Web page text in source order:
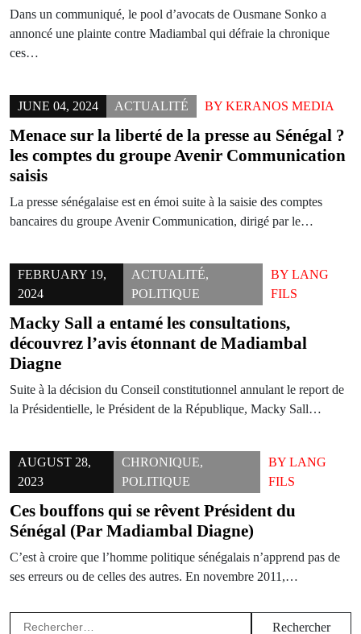
Dans un communiqué, le pool d’avocats de Ousmane Sonko a
annoncé une plainte contre Madiambal qui défraie la chronique
ces…
JUNE 04, 2024 ACTUALITÉ BY KERANOS MEDIA
Menace sur la liberté de la presse au Sénégal ?
les comptes du groupe Avenir Communication
saisis
La presse sénégalaise est en émoi suite à la saisie des comptes
bancaires du groupe Avenir Communication, dirigé par le…
FEBRUARY 19,
2024
ACTUALITÉ,
POLITIQUE
BY LANG
FILS
Macky Sall a entamé les consultations,
découvrez l’avis étonnant de Madiambal
Diagne
Suite à la décision du Conseil constitutionnel annulant le report de
la Présidentielle, le Président de la République, Macky Sall…
AUGUST 28,
2023
CHRONIQUE,
POLITIQUE
BY LANG
FILS
Ces bouffons qui se rêvent Président du
Sénégal (Par Madiambal Diagne)
C’est à croire que l’homme politique sénégalais n’apprend pas de
ses erreurs ou de celles des autres. En novembre 2011,…
Rechercher :